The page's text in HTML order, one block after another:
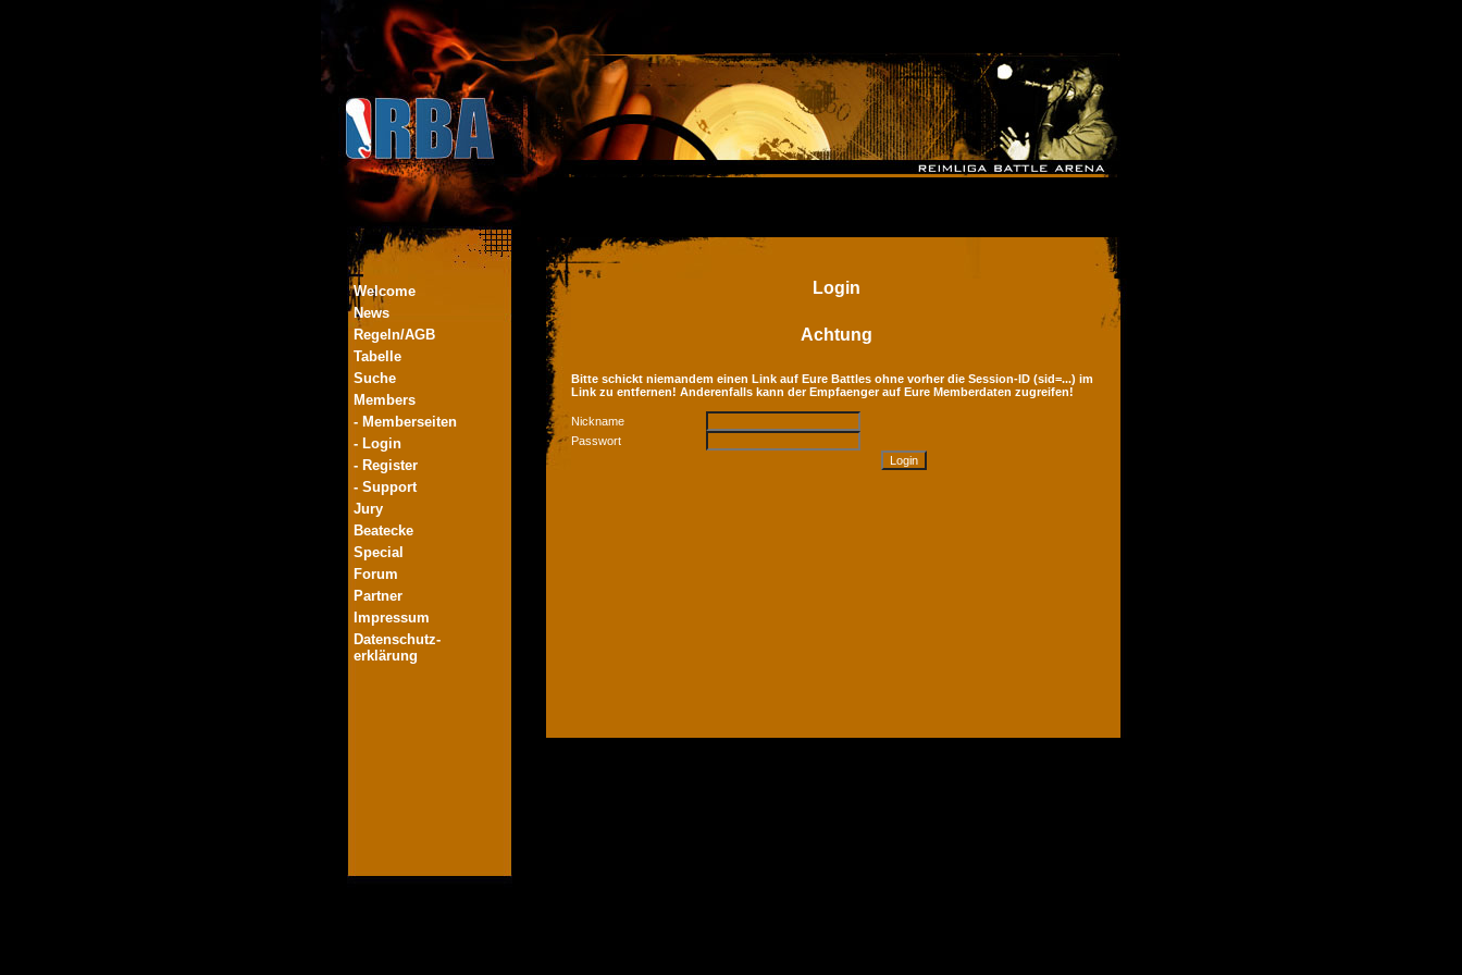
Welcome
News
Regeln/AGB
Tabelle
Suche
Members
- Memberseiten
- Login
- Register
- Support
Jury
Beatecke
Special
Forum
Partner
Impressum
Datenschutz-
erklärung
Login
Achtung
Bitte schickt niemandem einen Link auf Eure Battles ohne vorher die Session-ID (sid=...) im
Link zu entfernen! Anderenfalls kann der Empfaenger auf Eure Memberdaten zugreifen!
Nickname
Passwort